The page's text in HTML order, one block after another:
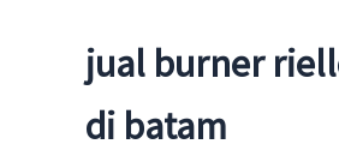
jual burner
di batam